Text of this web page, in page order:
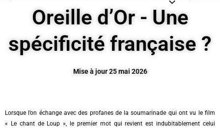
Oreille d’Or - Une
spécificité française ?
Mise à jour 25 mai 2026
Lorsque l’on échange avec des profanes de la soumarinade qui ont vu le film
« Le chant de Loup », le premier mot qui revient est indubitablement celui